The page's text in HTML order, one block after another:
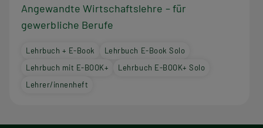
Angewandte Wirtschaftslehre – für
gewerbliche Berufe
Lehrbuch + E-Book
Lehrbuch E-Book Solo
Lehrbuch mit E-BOOK+
Lehrbuch E-BOOK+ Solo
Lehrer/innenheft